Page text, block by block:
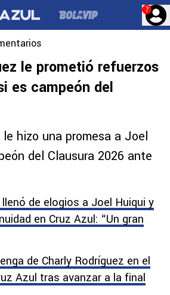
?
le prometió refuerzos
es campeón del
hizo una promesa a Joel
del Clausura 2026 ante
de elogios a Joel Huiqui y
en Cruz Azul: “Un gran
de Charly Rodríguez en el
Azul tras avanzar a la final